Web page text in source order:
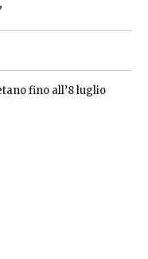
fino all’8 luglio